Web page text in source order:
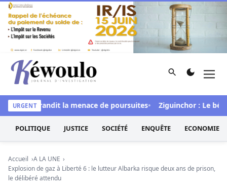
Aller au contenu
Kéwoulo, le premier site d'information et d'investigation
Rechercher
URGENT
» et brandit la menace de poursuites Ziguinchor : Le bétail
POLITIQUE JUSTICE SOCIÉTÉ ENQUÊTE ECONOMIE
Accueil
A LA UNE
Explosion de gaz à Liberté 6 : le lutteur Albarka risque deux ans de prison,
le délibéré attendu